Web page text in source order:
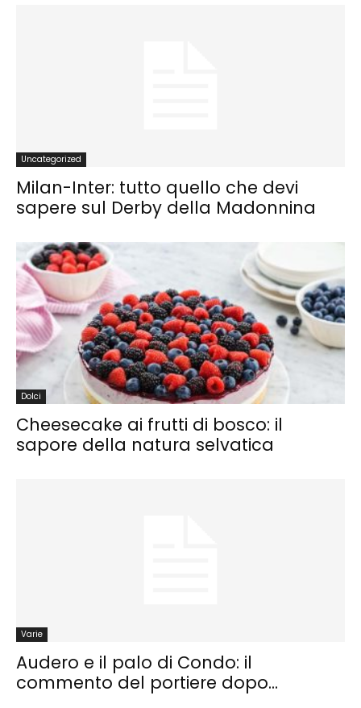
Uncategorized
Milan-Inter: tutto quello che devi
sapere sul Derby della Madonnina
Dolci
Cheesecake ai frutti di bosco: il
sapore della natura selvatica
Varie
Audero e il palo di Condo: il
commento del portiere dopo...